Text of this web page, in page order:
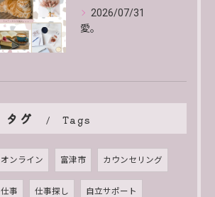
2026/07/31
愛。
タグ Tags
オンライン 富津市 カウンセリング
仕事 仕事探し 自立サポート